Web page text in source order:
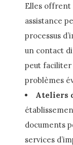
Elles offrent
assistance
processus
un contact
peut faciliter
problèmes
Ateliers
documents
services